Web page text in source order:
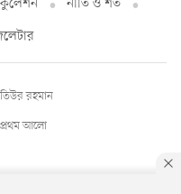
নীতি ও শর্ত
আলো
রহমান